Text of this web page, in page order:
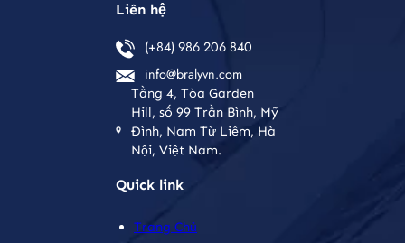
Liên hệ
(+84) 986 206 840
info@bralyvn.com
Tầng 4, Tòa Garden
Hill, số 99 Trần Bình, Mỹ
Đình, Nam Từ Liêm, Hà
Nội, Việt Nam.
Quick link
Trang Chủ